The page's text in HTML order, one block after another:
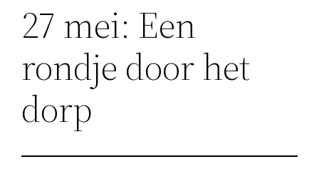
27 mei: Een
rondje door het
dorp